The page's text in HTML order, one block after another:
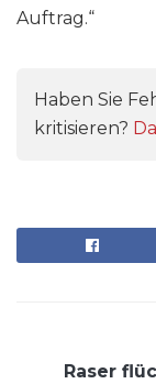
Auftrag.“
Haben Sie
kritisieren?
Raser